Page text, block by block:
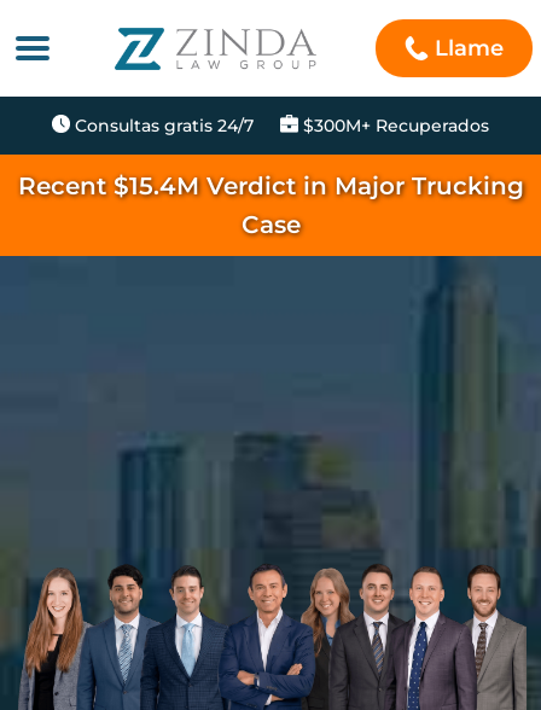
Llame
Consultas gratis 24/7 $300M+ Recuperados
Recent $15.4M Verdict in Major Trucking
Case